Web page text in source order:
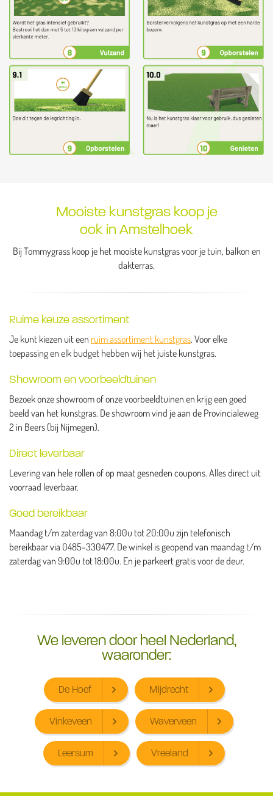
Mooiste kunstgras koop je
ook in Amstelhoek
Bij Tommygrass koop je het mooiste kunstgras voor je tuin, balkon en
dakterras.
Ruime keuze assortiment
Je kunt kiezen uit een ruim assortiment kunstgras. Voor elke
toepassing en elk budget hebben wij het juiste kunstgras.
Showroom en voorbeeldtuinen
Bezoek onze showroom of onze voorbeeldtuinen en krijg een goed
beeld van het kunstgras. De showroom vind je aan de Provincialeweg
2 in Beers (bij Nijmegen).
Direct leverbaar
Levering van hele rollen of op maat gesneden coupons. Alles direct uit
voorraad leverbaar.
Goed bereikbaar
Maandag t/m zaterdag van 8:00u tot 20:00u zijn telefonisch
bereikbaar via 0485-330477. De winkel is geopend van maandag t/m
zaterdag van 9:00u tot 18:00u. En je parkeert gratis voor de deur.
We leveren door heel Nederland,
waaronder:
De Hoef Mijdrecht
Vinkeveen Waverveen
Leersum Vreeland